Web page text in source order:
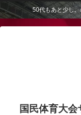
50代もあと少し
国民体育大会